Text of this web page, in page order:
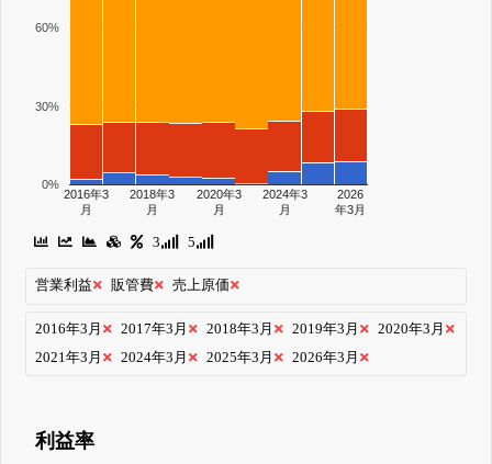
2016年3
月
2018年3
月
2020年3
月
2024年3
月
2026
年3月
0%
30%
60%
3 5
営業利益 販管費 売上原価
2016年3月 2017年3月 2018年3月 2019年3月
2020年3月
2021年3月
2024年3月 2025年3月 2026年3月
利益率